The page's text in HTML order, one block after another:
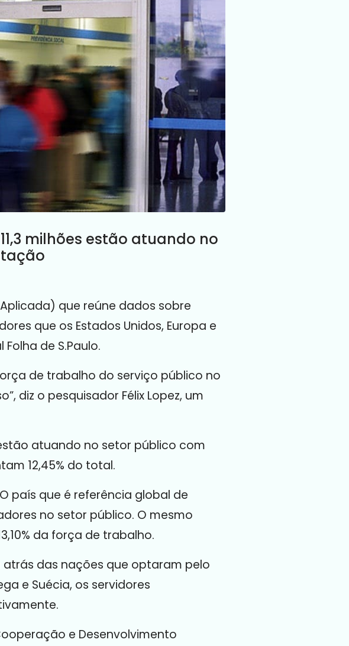
milhões estão atuando no
que reúne dados sobre
que os Estados Unidos, Europa e
de S.Paulo.
de trabalho do serviço público no
diz o pesquisador Félix Lopez, um
atuando no setor público com
12,45% do total.
país que é referência global de
no setor público. O mesmo
da força de trabalho.
das nações que optaram pelo
e Suécia, os servidores
e Desenvolvimento